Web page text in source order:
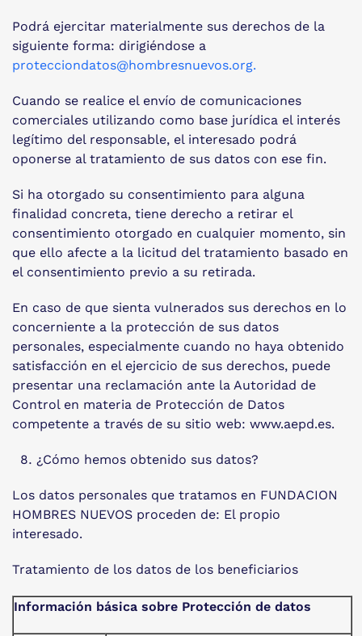
Podrá ejercitar materialmente sus derechos de la
siguiente forma: dirigiéndose a
protecciondatos@hombresnuevos.org.
Cuando se realice el envío de comunicaciones
comerciales utilizando como base jurídica el interés
legítimo del responsable, el interesado podrá
oponerse al tratamiento de sus datos con ese fin.
Si ha otorgado su consentimiento para alguna
finalidad concreta, tiene derecho a retirar el
consentimiento otorgado en cualquier momento, sin
que ello afecte a la licitud del tratamiento basado en
el consentimiento previo a su retirada.
En caso de que sienta vulnerados sus derechos en lo
concerniente a la protección de sus datos
personales, especialmente cuando no haya obtenido
satisfacción en el ejercicio de sus derechos, puede
presentar una reclamación ante la Autoridad de
Control en materia de Protección de Datos
competente a través de su sitio web: www.aepd.es.
¿Cómo hemos obtenido sus datos?
Los datos personales que tratamos en FUNDACION
HOMBRES NUEVOS proceden de: El propio
interesado.
Tratamiento de los datos de los beneficiarios
Información básica sobre Protección de datos